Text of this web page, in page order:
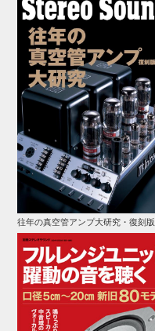
往年の真空管アンプ大研究・復刻版